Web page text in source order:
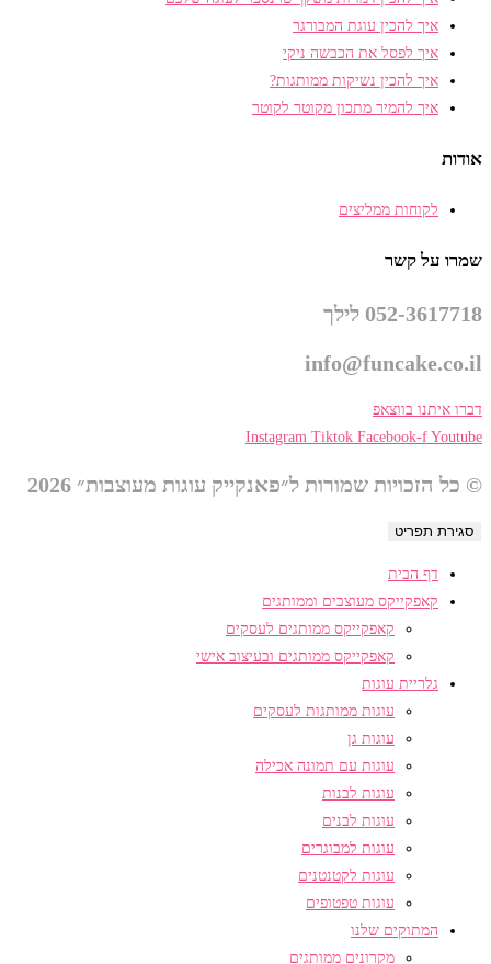
איך להכין עוגת המבורגר
איך לפסל את הכבשה ניקי
איך להכין נשיקות ממותגות?
איך להמיר מתכון מקוטר לקוטר
אודות
לקוחות ממליצים
שמרו על קשר
052-3617718 לילך
info@funcake.co.il
דברו איתנו בווצאפ
Instagram Tiktok Facebook-f Youtube
© כל הזכויות שמורות ל״פאנקייק עוגות מעוצבות״ 2026
סגירת תפריט
דף הבית
קאפקייקס מעוצבים וממותגים
קאפקייקס ממותגים לעסקים
קאפקייקס ממותגים ובעיצוב אישי
גלריית עוגות
עוגות ממותגות לעסקים
עוגות גן
עוגות עם תמונה אכילה
עוגות לבנות
עוגות לבנים
עוגות למבוגרים
עוגות לקטנטנים
עוגות טפטופים
המתוקים שלנו
מקרונים ממותגים